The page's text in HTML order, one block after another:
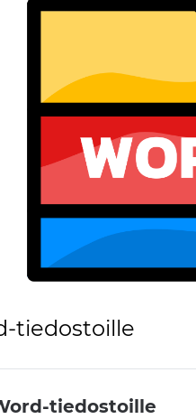
tiedostoille
tiedostoille